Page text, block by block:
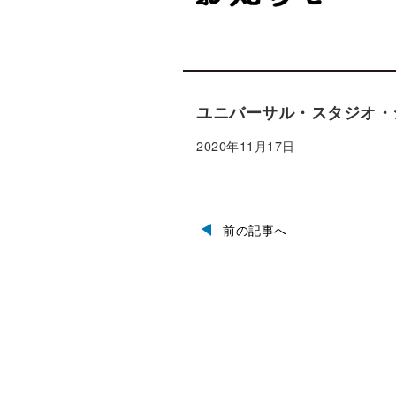
ユニバーサル・スタジオ
2020年11月17日
前の記事へ